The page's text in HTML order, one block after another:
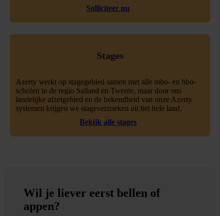
Solliciteer nu
Stages
Azerty werkt op stagegebied samen met alle mbo- en hbo-
scholen in de regio Salland en Twente, maar door ons
landelijke afzetgebied en de bekendheid van onze Azerty
systemen krijgen we stageverzoeken uit het hele land.
Bekijk alle stages
Wil je liever eerst bellen of
appen?